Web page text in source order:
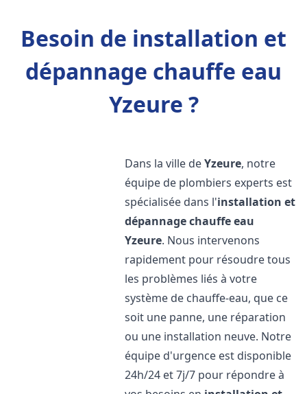
Besoin de installation et
dépannage chauffe eau
Yzeure ?
Dans la ville deYzeure, notre
équipe de plombiers experts est
spécialisée dans l'installation et
dépannage chauffe eau
Yzeure. Nous intervenons
rapidement pour résoudre tous
les problèmes liés à votre
système de chauffe-eau, que ce
soit une panne, une réparation
ou une installation neuve. Notre
équipe d'urgence est disponible
24h/24 et 7j/7 pour répondre à